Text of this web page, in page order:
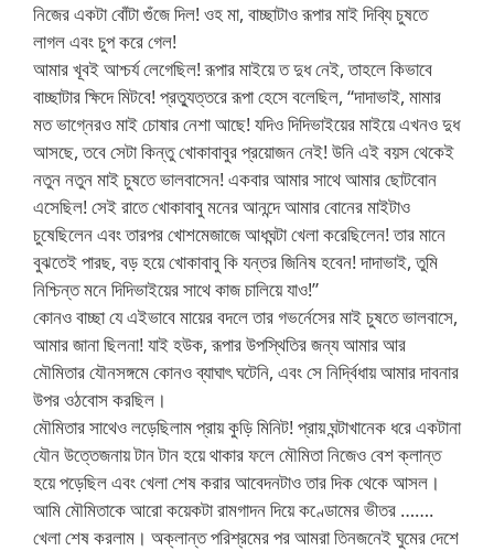
নিজের একটা বোঁটা গুঁজে দিল! ওহ মা, বাচ্ছাটাও রূপার মাই দিব্যি চুষতে
লাগল এবং চুপ করে গেল!
আমার খূবই আশ্চর্য লেগেছিল! রূপার মাইয়ে ত দুধ নেই, তাহলে কিভাবে
বাচ্ছাটার ক্ষিদে মিটবে! প্রত্যুত্তরে রূপা হেসে বলেছিল, “দাদাভাই, মামার
মত ভাগ্নেরও মাই চোষার নেশা আছে! যদিও দিদিভাইয়ের মাইয়ে এখনও দুধ
আসছে, তবে সেটা কিন্তু খোকাবাবুর প্রয়োজন নেই! উনি এই বয়স থেকেই
নতুন নতুন মাই চুষতে ভালবাসেন! একবার আমার সাথে আমার ছোটবোন
এসেছিল! সেই রাতে খোকাবাবু মনের আনন্দে আমার বোনের মাইটাও
চুষেছিলেন এবং তারপর খোশমেজাজে আধঘন্টা খেলা করেছিলেন! তার মানে
বুঝতেই পারছ, বড় হয়ে খোকাবাবু কি যন্তর জিনিষ হবেন! দাদাভাই, তুমি
নিশ্চিন্ত মনে দিদিভাইয়ের সাথে কাজ চালিয়ে যাও!”
কোনও বাচ্ছা যে এইভাবে মায়ের বদলে তার গভর্নেসের মাই চুষতে ভালবাসে,
আমার জানা ছিলনা! যাই হউক, রূপার উপস্থিতির জন্য আমার আর
মৌমিতার যৌনসঙ্গমে কোনও ব্যাঘাৎ ঘটেনি, এবং সে নির্দ্বিধায় আমার দাবনার
উপর ওঠবোস করছিল।
মৌমিতার সাথেও লড়েছিলাম প্রায় কুড়ি মিনিট! প্রায় ঘন্টাখানেক ধরে একটানা
যৌন উত্তেজনায় টান টান হয়ে থাকার ফলে মৌমিতা নিজেও বেশ ক্লান্ত
হয়ে পড়েছিল এবং খেলা শেষ করার আবেদনটাও তার দিক থেকে আসল।
আমি মৌমিতাকে আরো কয়েকটা রামগাদন দিয়ে কণ্ডোমের ভীতর …….
খেলা শেষ করলাম। অক্লান্ত পরিশ্রমের পর আমরা তিনজনেই ঘুমের দেশে